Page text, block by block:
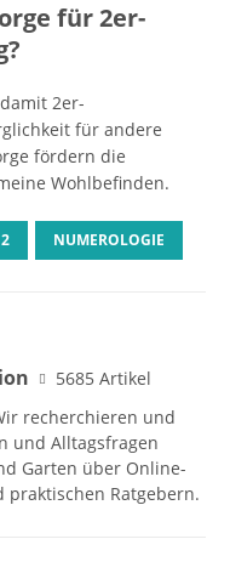
für 2er-
2er-
für andere
fördern die
Wohlbefinden.
NUMEROLOGIE
5685 Artikel
recherchieren und
und Alltagsfragen
Garten über Online-
praktischen Ratgebern.